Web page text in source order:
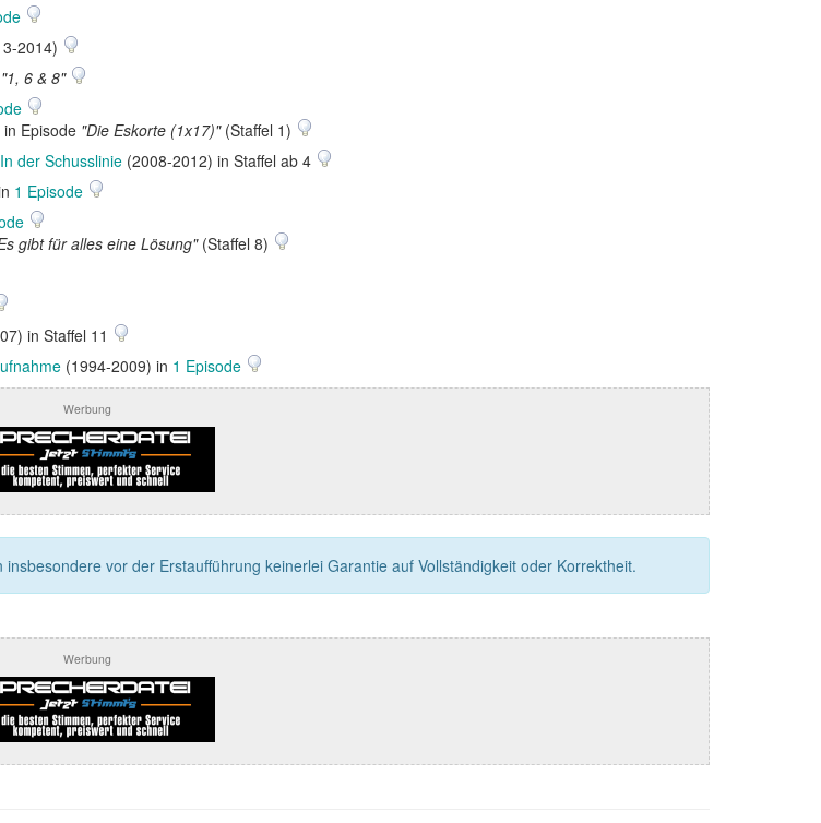
2014)
"1, 6 & 8"
Episode "Die Eskorte (1x17)"(Staffel 1)
der Schusslinie (2008-2012) in Staffel ab 4
1 Episode
gibt für alles eine Lösung"(Staffel 8)
in Staffel 11
(1994-2009) in 1 Episode
Werbung
vor der Erstaufführung keinerlei Garantie auf Vollständigkeit oder Korrektheit.
Werbung